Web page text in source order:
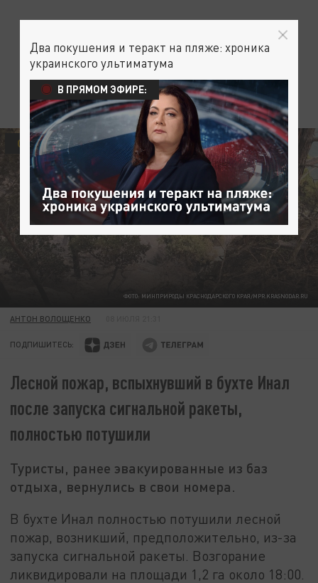
ФОТО: МИНПРИРОДЫ КРАСНОДАРСКОГО КРАЯ/MPR.KRASNODAR.RU
ОБЩЕСТВО
АНТОН ВОЛОЩЕНКО
ПОДПИШИТЕСЬ:
Лесной пожар, вспыхнувший в бухте Инал
после запуска сигнальной ракеты,
полностью потушили
Туристы, ранее эвакуированные из баз
отдыха, вернулись в свои номера.
В бухте Инал полностью потушили лесной
пожар, возникший, предположительно, из-за
запуска сигнальной ракеты. Возгорание
ликвидировали на площади 1,2 га около 18:00.
Два покушения и теракт на пляже: хроника
украинского ультиматума
В ПРЯМОМ ЭФИРЕ: